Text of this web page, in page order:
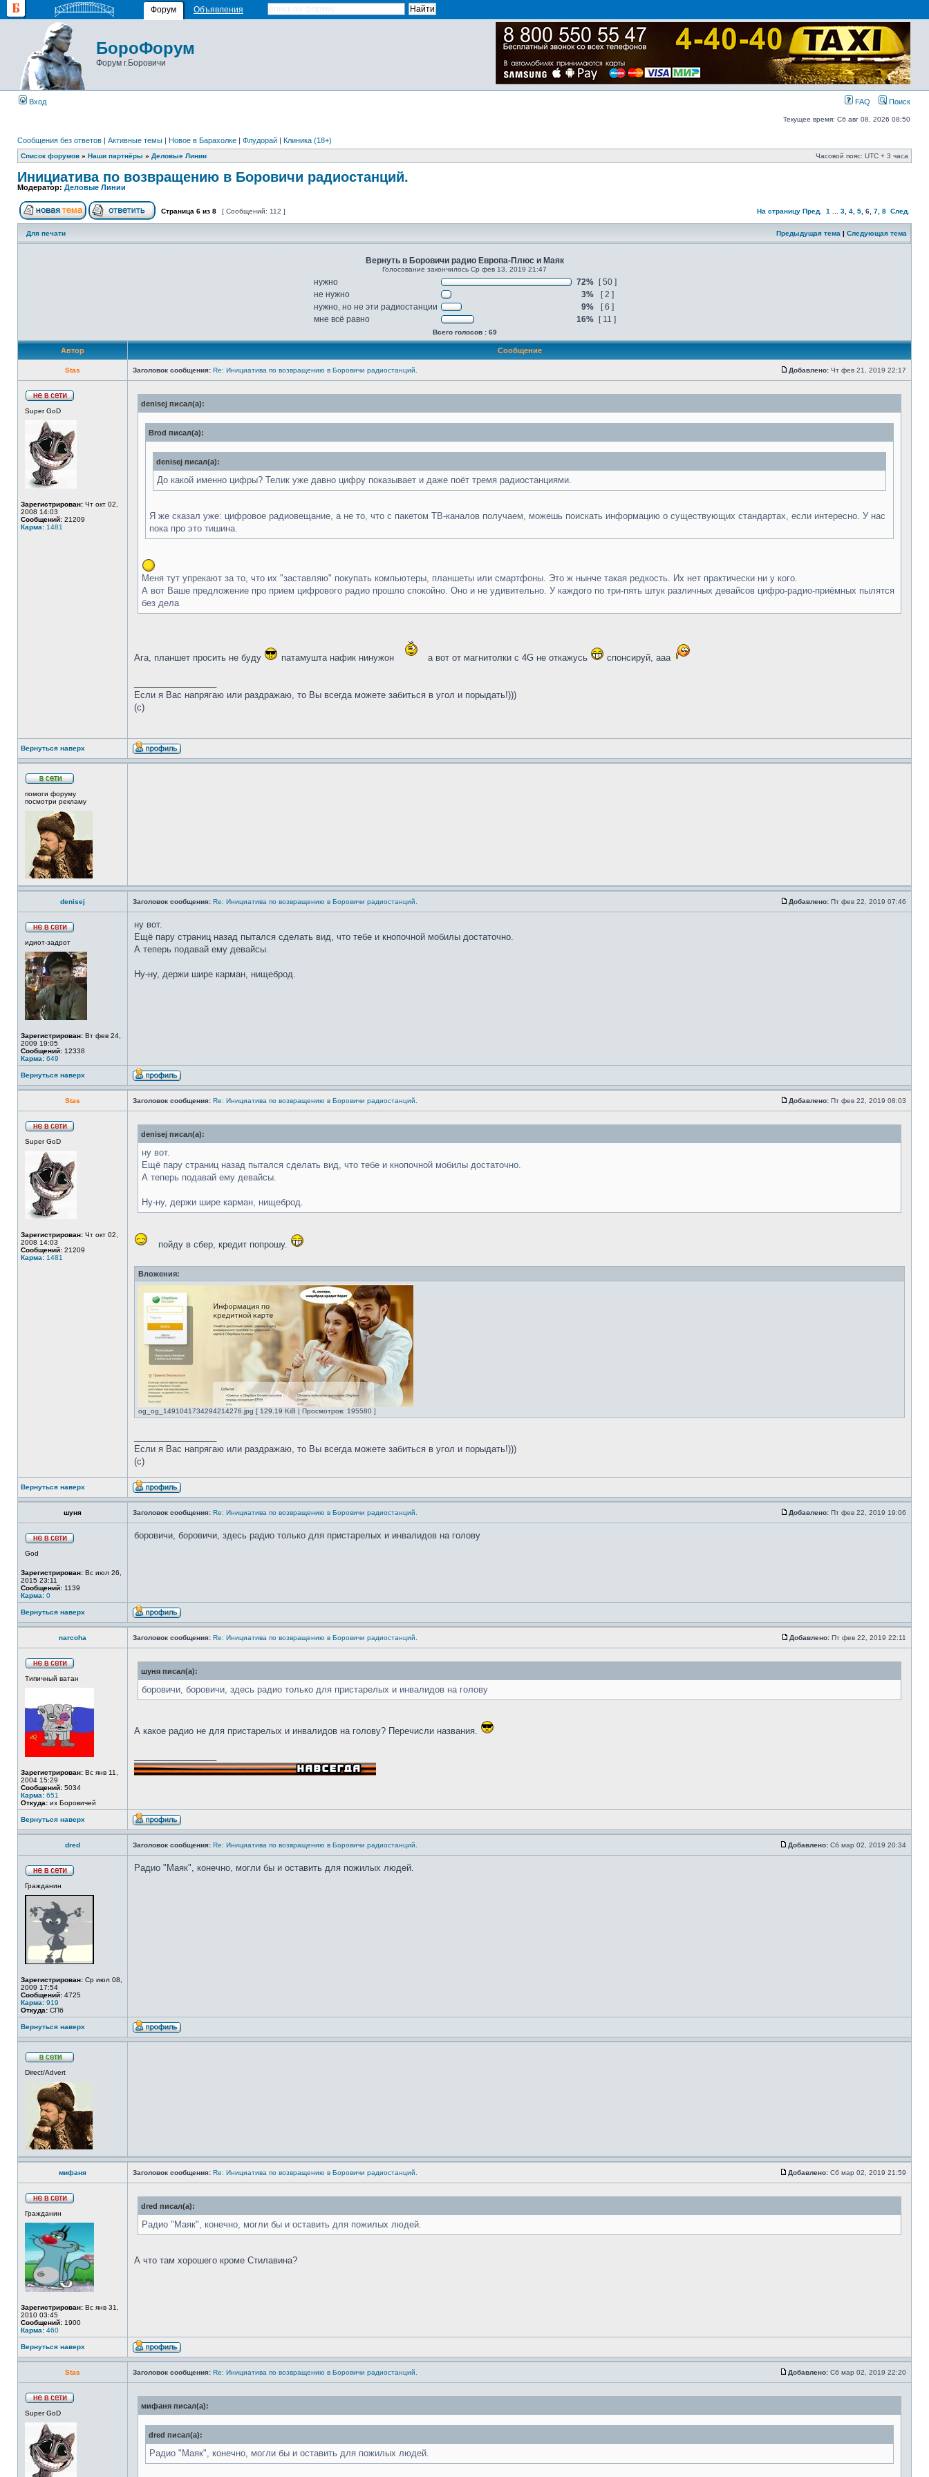
Форум Объявления
БороФорум
Форум г.Боровичи
Вход FAQ Поиск
Текущее время: Сб авг 08, 2026 08:50
Сообщения без ответов | Активные темы | Новое в Барахолке | Флудорай | Клиника (18+)
Список форумов » Наши партнёры » Деловые Линии Часовой пояс: UTC + 3 часа
Инициатива по возвращению в Боровичи радиостанций.
Модератор: Деловые Линии
Страница 6 из 8 [ Сообщений: 112 ] На страницу Пред. 1 3 4 5 6 7 8 След.
Для печати Предыдущая тема | Следующая тема
Вернуть в Боровичи радио Европа-Плюс и Маяк
Голосование закончилось Ср фев 13, 2019 21:47
нужно 72%
[ 50 ]
не нужно
3%
[ 2 ]
нужно, но не эти радиостанции
9%
[ 6 ]
мне всё равно
16% [ 11 ]
Всего голосов : 69
Автор Сообщение
Stas Заголовок сообщения: Re: Инициатива по возвращению в Боровичи радиостанций. Добавлено: Чт фев 21, 2019 22:17
Super GoD
Зарегистрирован: Чт окт 02,
2008 14:03
Сообщений: 21209
Карма: 1481
denisej писал(а):
Brod писал(а):
denisej писал(а):
До какой именно цифры? Телик уже давно цифру показывает и даже поёт тремя радиостанциями.
Я же сказал уже: цифровое радиовещание, а не то, что с пакетом ТВ-каналов получаем, можешь поискать информацию о существующих стандартах, если интересно. У нас
пока про это тишина.
Меня тут упрекают за то, что их "заставляю" покупать компьютеры, планшеты или смартфоны. Это ж нынче такая редкость. Их нет практически ни у кого.
А вот Ваше предложение про прием цифрового радио прошло спокойно. Оно и не удивительно. У каждого по три-пять штук различных девайсов цифро-радио-приёмных пылятся
без дела
Ага, планшет просить не буду патамушта нафик нинужон а вот от магнитолки с 4G не откажусь спонсируй, ааа
Если я Вас напрягаю или раздражаю, то Вы всегда можете забиться в угол и порыдать!)))
(с)
Вернуться наверх
помоги форуму
посмотри рекламу
denisej Заголовок сообщения: Re: Инициатива по возвращению в Боровичи радиостанций. Добавлено: Пт фев 22, 2019 07:46
идиот-задрот
Зарегистрирован: Вт фев 24,
2009 19:05
Сообщений: 12338
Карма: 649
ну вот.
Ещё пару страниц назад пытался сделать вид, что тебе и кнопочной мобилы достаточно.
А теперь подавай ему девайсы.
Ну-ну, держи шире карман, нищеброд.
Вернуться наверх
Stas Заголовок сообщения: Re: Инициатива по возвращению в Боровичи радиостанций. Добавлено: Пт фев 22, 2019 08:03
Super GoD
Зарегистрирован: Чт окт 02,
2008 14:03
Сообщений: 21209
Карма: 1481
denisej писал(а):
ну вот.
Ещё пару страниц назад пытался сделать вид, что тебе и кнопочной мобилы достаточно.
А теперь подавай ему девайсы.
Ну-ну, держи шире карман, нищеброд.
пойду в сбер, кредит попрошу.
Вложения:
og_og_1491041734294214276.jpg [ 129.19 KiB | Просмотров: 195580 ]
Если я Вас напрягаю или раздражаю, то Вы всегда можете забиться в угол и порыдать!)))
(с)
Вернуться наверх
шуня Заголовок сообщения: Re: Инициатива по возвращению в Боровичи радиостанций. Добавлено: Пт фев 22, 2019 19:06
God
Зарегистрирован: Вс июл 26,
2015 23:11
Сообщений: 1139
Карма: 0
боровичи, боровичи, здесь радио только для пристарелых и инвалидов на голову
Вернуться наверх
narcoha Заголовок сообщения: Re: Инициатива по возвращению в Боровичи радиостанций. Добавлено: Пт фев 22, 2019 22:11
Типичный ватан
Зарегистрирован: Вс янв 11,
2004 15:29
Сообщений: 5034
Карма: 651
Откуда: из Боровичей
шуня писал(а):
боровичи, боровичи, здесь радио только для пристарелых и инвалидов на голову
А какое радио не для пристарелых и инвалидов на голову? Перечисли названия.
Вернуться наверх
dred Заголовок сообщения: Re: Инициатива по возвращению в Боровичи радиостанций. Добавлено: Сб мар 02, 2019 20:34
Гражданин
Зарегистрирован: Ср июл 08,
2009 17:54
Сообщений: 4725
Карма: 919
Откуда: СПб
Радио "Маяк", конечно, могли бы и оставить для пожилых людей.
Вернуться наверх
Direct/Advert
мифаня Заголовок сообщения: Re: Инициатива по возвращению в Боровичи радиостанций. Добавлено: Сб мар 02, 2019 21:59
Гражданин
Зарегистрирован: Вс янв 31,
2010 03:45
Сообщений: 1900
Карма: 460
dred писал(а):
Радио "Маяк", конечно, могли бы и оставить для пожилых людей.
А что там хорошего кроме Стилавина?
Вернуться наверх
Stas Заголовок сообщения: Re: Инициатива по возвращению в Боровичи радиостанций. Добавлено: Сб мар 02, 2019 22:20
Super GoD
мифаня писал(а):
dred писал(а):
Радио "Маяк", конечно, могли бы и оставить для пожилых людей.